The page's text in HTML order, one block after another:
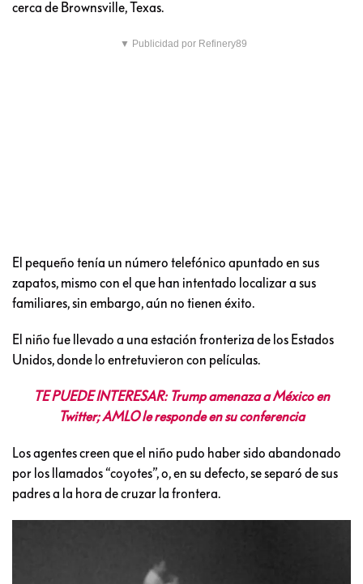
cerca de Brownsville, Texas.
▼ Publicidad por Refinery89
El pequeño tenía un número telefónico apuntado en sus
zapatos, mismo con el que han intentado localizar a sus
familiares, sin embargo, aún no tienen éxito.
El niño fue llevado a una estación fronteriza de los Estados
Unidos, donde lo entretuvieron con películas.
TE PUEDE INTERESAR: Trump amenaza a México en
Twitter; AMLO le responde en su conferencia
Los agentes creen que el niño pudo haber sido abandonado
por los llamados “coyotes”, o, en su defecto, se separó de sus
padres a la hora de cruzar la frontera.